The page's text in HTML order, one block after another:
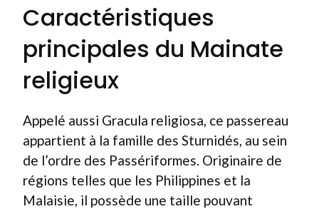
Caractéristiques
principales du Mainate
religieux
Appelé aussi Gracula religiosa, ce passereau
appartient à la famille des Sturnidés, au sein
de l’ordre des Passériformes. Originaire de
régions telles que les Philippines et la
Malaisie, il possède une taille pouvant